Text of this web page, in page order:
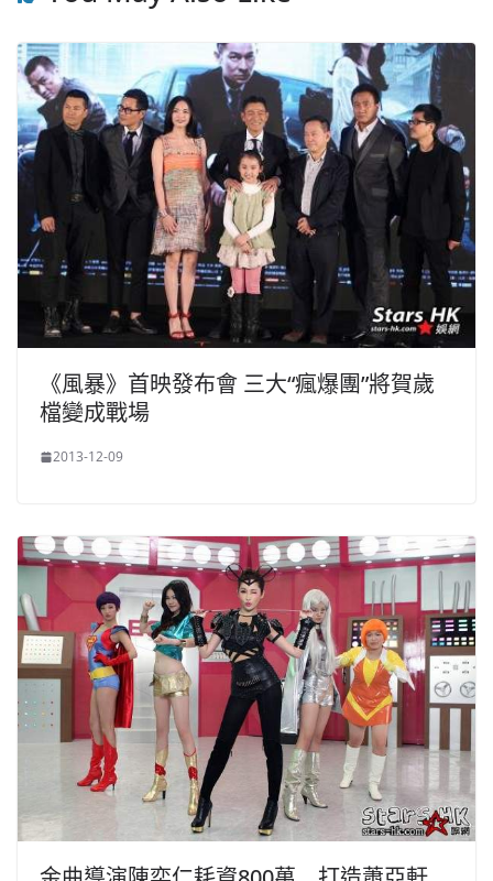
《風暴》首映發布會 三大“瘋爆團”將賀歲
檔變成戰場
2013-12-09